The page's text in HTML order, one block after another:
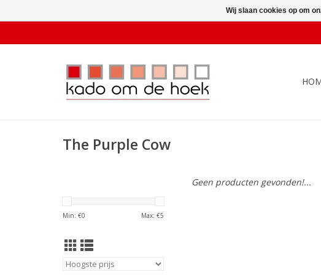
The Purple Cow
Min: €0 Max: €5
Geen producten gevonden!...
Wij slaan cookies op om